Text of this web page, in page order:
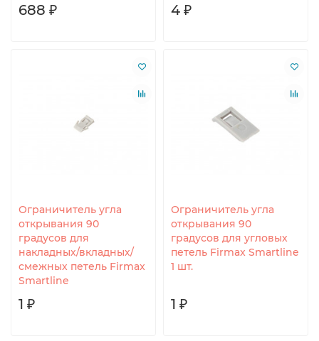
688 ₽ 4 ₽
Ограничитель угла
открывания 90
градусов для
накладных/вкладных/
смежных петель Firmax
Smartline
1 ₽
Ограничитель угла
открывания 90
градусов для угловых
петель Firmax Smartline
1 шт.
1 ₽